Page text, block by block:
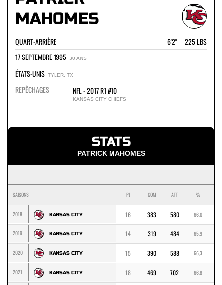
MAHOMES
QUART-ARRIÈRE
6'2" 225 LBS
17 SEPTEMBRE 1995 30 ANS
ÉTATS-UNIS TYLER, TX
REPÊCHAGES NFL - 2017 R1 #10
KANSAS CITY CHIEFS
STATS
PATRICK MAHOMES
SAISONS PJ COM ATT %
2018 KANSAS CITY 16 383 580 66,0
2019 KANSAS CITY 14 319 484 65,9
2020 KANSAS CITY 15 390 588 66,3
2021 KANSAS CITY 18 469 702 66,8